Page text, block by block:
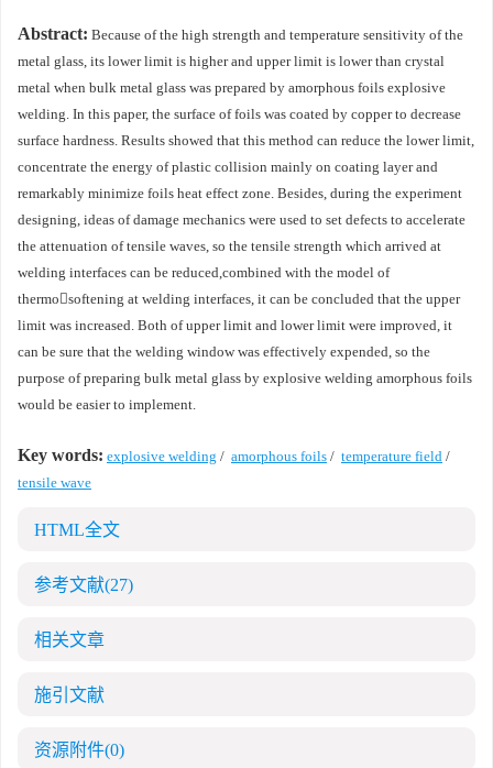
Abstract: Because of the high strength and temperature sensitivity of the
metal glass, its lower limit is higher and upper limit is lower than crystal
metal when bulk metal glass was prepared by amorphous foils explosive
welding. In this paper, the surface of foils was coated by copper to decrease
surface hardness. Results showed that this method can reduce the lower limit,
concentrate the energy of plastic collision mainly on coating layer and
remarkably minimize foils heat effect zone. Besides, during the experiment
designing, ideas of damage mechanics were used to set defects to accelerate
the attenuation of tensile waves, so the tensile strength which arrived at
welding interfaces can be reduced,combined with the model of
thermosoftening at welding interfaces, it can be concluded that the upper
limit was increased. Both of upper limit and lower limit were improved, it
can be sure that the welding window was effectively expended, so the
purpose of preparing bulk metal glass by explosive welding amorphous foils
would be easier to implement.
Key words: explosive welding / amorphous foils / temperature field /
tensile wave
HTML全文
参考文献(27)
相关文章
施引文献
资源附件(0)